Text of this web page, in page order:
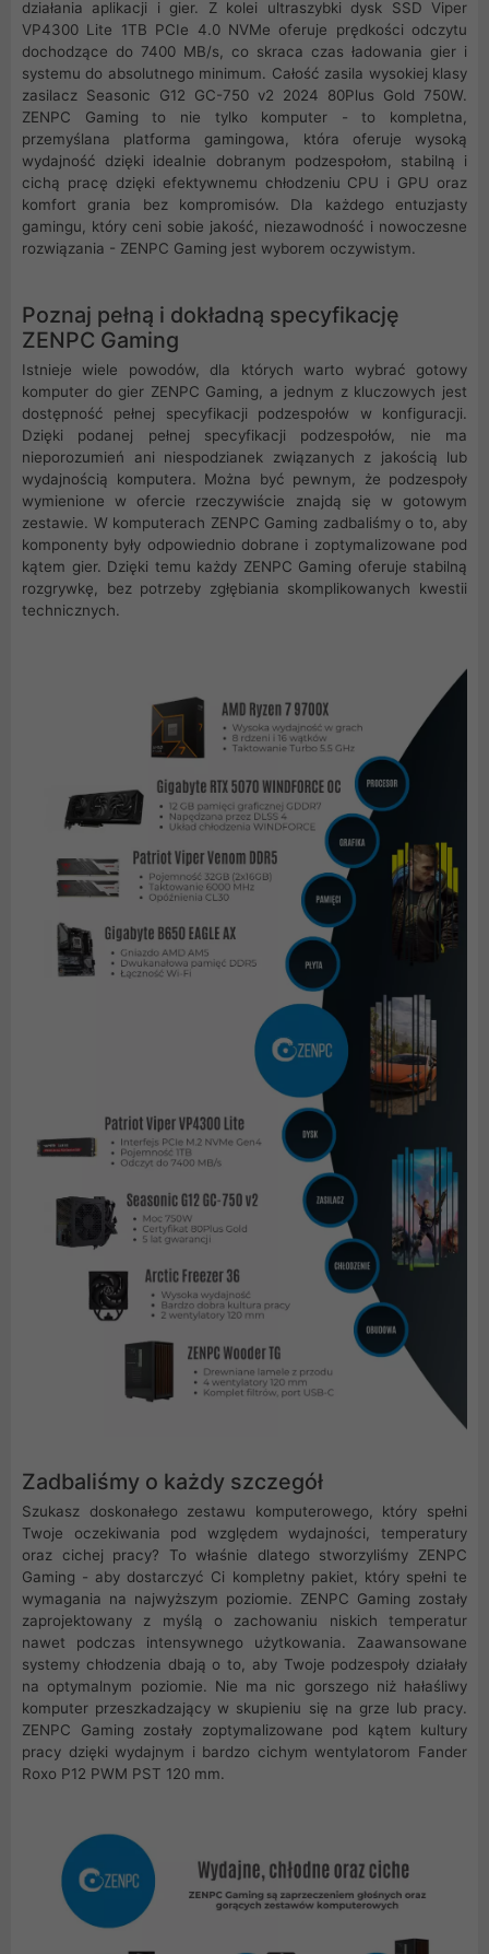
działania aplikacji i gier. Z kolei ultraszybki dysk SSD Viper
VP4300 Lite 1TB PCIe 4.0 NVMe oferuje prędkości odczytu
dochodzące do 7400 MB/s, co skraca czas ładowania gier i
systemu do absolutnego minimum. Całość zasila wysokiej klasy
zasilacz Seasonic G12 GC-750 v2 2024 80Plus Gold 750W.
ZENPC Gaming to nie tylko komputer - to kompletna,
przemyślana platforma gamingowa, która oferuje wysoką
wydajność dzięki idealnie dobranym podzespołom, stabilną i
cichą pracę dzięki efektywnemu chłodzeniu CPU i GPU oraz
komfort grania bez kompromisów. Dla każdego entuzjasty
gamingu, który ceni sobie jakość, niezawodność i nowoczesne
rozwiązania - ZENPC Gaming jest wyborem oczywistym.
Poznaj pełną i dokładną specyfikację
ZENPC Gaming
Istnieje wiele powodów, dla których warto wybrać gotowy
komputer do gier ZENPC Gaming, a jednym z kluczowych jest
dostępność pełnej specyfikacji podzespołów w konfiguracji.
Dzięki podanej pełnej specyfikacji podzespołów, nie ma
nieporozumień ani niespodzianek związanych z jakością lub
wydajnością komputera. Można być pewnym, że podzespoły
wymienione w ofercie rzeczywiście znajdą się w gotowym
zestawie. W komputerach ZENPC Gaming zadbaliśmy o to, aby
komponenty były odpowiednio dobrane i zoptymalizowane pod
kątem gier. Dzięki temu każdy ZENPC Gaming oferuje stabilną
rozgrywkę, bez potrzeby zgłębiania skomplikowanych kwestii
technicznych.
Zadbaliśmy o każdy szczegół
Szukasz doskonałego zestawu komputerowego, który spełni
Twoje oczekiwania pod względem wydajności, temperatury
oraz cichej pracy? To właśnie dlatego stworzyliśmy ZENPC
Gaming - aby dostarczyć Ci kompletny pakiet, który spełni te
wymagania na najwyższym poziomie. ZENPC Gaming zostały
zaprojektowany z myślą o zachowaniu niskich temperatur
nawet podczas intensywnego użytkowania. Zaawansowane
systemy chłodzenia dbają o to, aby Twoje podzespoły działały
na optymalnym poziomie. Nie ma nic gorszego niż hałaśliwy
komputer przeszkadzający w skupieniu się na grze lub pracy.
ZENPC Gaming zostały zoptymalizowane pod kątem kultury
pracy dzięki wydajnym i bardzo cichym wentylatorom Fander
Roxo P12 PWM PST 120 mm.